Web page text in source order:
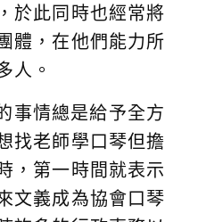
於此同時也經常將
體，在他們能力所
人。
事情總是給予全方
找老師學口琴但擔
，第一時間就表示
文義成為協會口琴